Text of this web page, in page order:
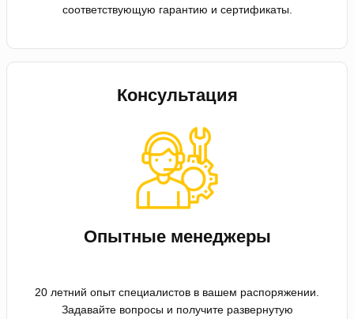
соответствующую гарантию и сертификаты.
Консультация
Опытные менеджеры
20 летний опыт специалистов в вашем распоряжении.
Задавайте вопросы и получите развернутую